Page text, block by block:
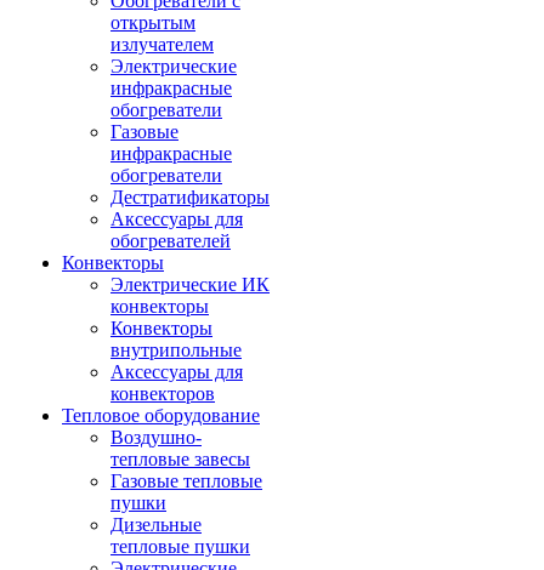
открытым
излучателем
Электрические
инфракрасные
обогреватели
Газовые
инфракрасные
обогреватели
Дестратификаторы
Аксессуары для
обогревателей
Конвекторы
Электрические ИК
конвекторы
Конвекторы
внутрипольные
Аксессуары для
конвекторов
Тепловое оборудование
Воздушно-
тепловые завесы
Газовые тепловые
пушки
Дизельные
тепловые пушки